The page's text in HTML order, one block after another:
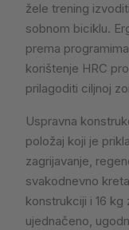
žele trening
sobnom biciklu.
prema
korištenje HRC
prilagoditi ciljnoj
Uspravna
položaj koji je
zagrijavanje,
svakodnevno
konstrukciji i 16 kg
ujednačeno,